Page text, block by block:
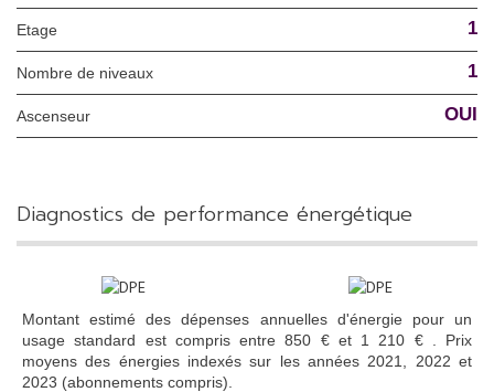
Etage 1
Nombre de niveaux 1
Ascenseur OUI
diagnostics de performance énergétique
Montant estimé des dépenses annuelles d'énergie pour un
usage standard est compris entre 850 € et 1 210 € . Prix
moyens des énergies indexés sur les années 2021, 2022 et
2023 (abonnements compris).